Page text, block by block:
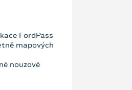
FordPass
mapových
nouzové